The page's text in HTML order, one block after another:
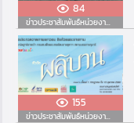
84
ข่าวประชาสัมพันธ์หน่วยงานอื่น
155
ข่าวประชาสัมพันธ์หน่วยงานอื่น